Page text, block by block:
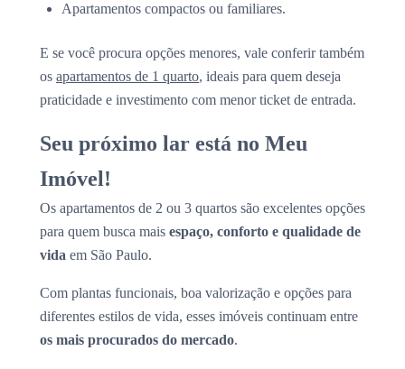
Apartamentos compactos ou familiares.
E se você procura opções menores, vale conferir também
os apartamentos de 1 quarto, ideais para quem deseja
praticidade e investimento com menor ticket de entrada.
Seu próximo lar está no Meu
Imóvel!
Os apartamentos de 2 ou 3 quartos são excelentes opções
para quem busca mais espaço, conforto e qualidade de
vida em São Paulo.
Com plantas funcionais, boa valorização e opções para
diferentes estilos de vida, esses imóveis continuam entre
os mais procurados do mercado.